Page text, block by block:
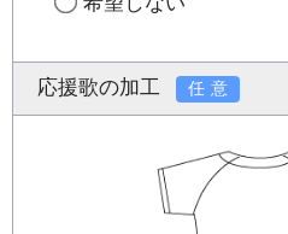
応援歌の加工 任意